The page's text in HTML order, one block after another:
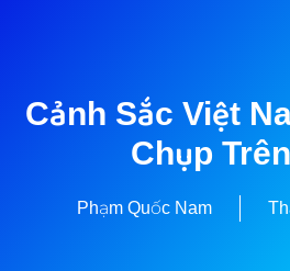
Cảnh Sắc Việt
Chụp
Phạm Quốc Nam